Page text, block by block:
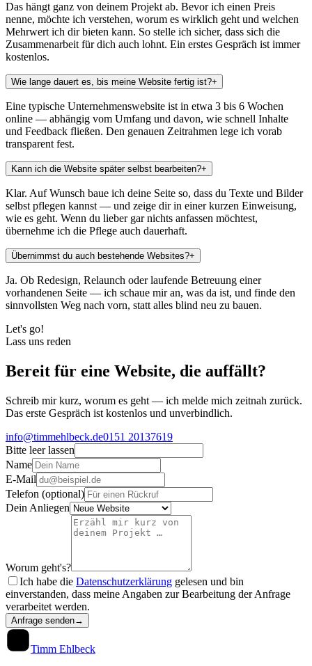
Das hängt ganz von deinem Projekt ab. Bevor ich einen Preis
nenne, möchte ich verstehen, worum es wirklich geht und welchen
Mehrwert ich dir bieten kann. So stelle ich sicher, dass sich die
Zusammenarbeit für dich auch lohnt. Ein erstes Gespräch ist immer
kostenlos.
Wie lange dauert es, bis meine Website fertig ist?+
Eine typische Unternehmenswebsite ist in etwa 3 bis 6 Wochen
online — abhängig vom Umfang und davon, wie schnell Inhalte
und Feedback fließen. Den genauen Zeitrahmen lege ich vorab
transparent fest.
Kann ich die Website später selbst bearbeiten?+
Klar. Auf Wunsch baue ich deine Seite so, dass du Texte und Bilder
selbst pflegen kannst — und zeige dir in einer kurzen Einweisung,
wie es geht. Wenn du lieber gar nichts anfassen möchtest,
übernehme ich die Pflege auch dauerhaft.
Übernimmst du auch bestehende Websites?+
Ja. Ob Redesign, Relaunch oder laufende Betreuung einer
vorhandenen Seite — ich schaue mir an, was da ist, und finde den
sinnvollsten Weg nach vorn, statt alles blind neu zu bauen.
Let's go!
Lass uns reden
Bereit für eine Website, die auffällt?
Schreib mir kurz, worum es geht — ich melde mich zeitnah zurück.
Das erste Gespräch ist kostenlos und unverbindlich.
info@timmehlbeck.de0151 20137619
Bitte leer lassen
Name
E-Mail
Telefon (optional)
Dein Anliegen
Worum geht's?
Ich habe die Datenschutzerklärung gelesen und bin
einverstanden, dass meine Angaben zur Bearbeitung der Anfrage
verarbeitet werden.
Anfrage senden→
Timm Ehlbeck